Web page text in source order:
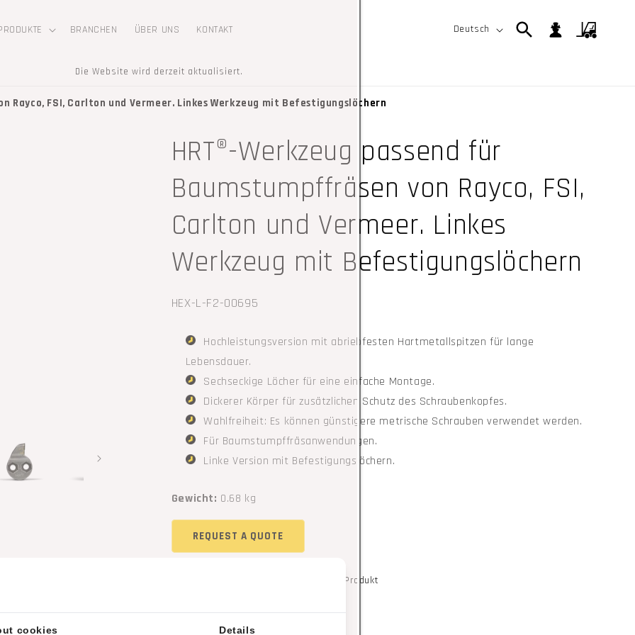
BRANCHEN ÜBER UNS KONTAKT
e
Deutsch EinloggenWarenkorb
Die Website wird derzeit aktualisiert.
Rayco, FSI, Carlton und Vermeer. Linkes Werkzeug mit Befestigungslöchern
HRT®-Werkzeug passend für
Baumstumpffräsen von Rayco, FSI,
Carlton und Vermeer. Linkes
Werkzeug mit Befestigungslöchern
SKU:
HEX-L-F2-00695
Hochleistungsversion mit abriebfesten Hartmetallspitzen für lange
Lebensdauer.
Sechseckige Löcher für eine einfache Montage.
Dickerer Körper für zusätzlichen Schutz des Schraubenkopfes.
Wahlfreiheit: Es können günstigere metrische Schrauben verwendet werden.
Für Baumstumpffräsanwendungen.
Linke Version mit Befestigungslöchern.
Gewicht: 0.68 kg
REQUEST A QUOTE
zu diesem Produkt
Ähnliche Produkte
cookies Details